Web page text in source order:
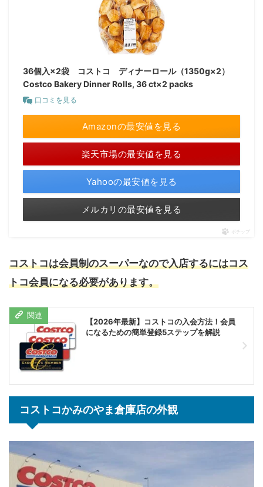
36個入×2袋 コストコ ディナーロール（1350g×2）
Costco Bakery Dinner Rolls, 36 ct×2 packs
口コミを見る
Amazonの最安値を見る
楽天市場の最安値を見る
Yahooの最安値を見る
メルカリの最安値を見る
ポチップ
コストコは会員制のスーパーなので入店するにはコス
トコ会員になる必要があります。
【2026年最新】コストコの入会方法！会員
になるための簡単登録5ステップを解説
コストコかみのやま倉庫店の外観